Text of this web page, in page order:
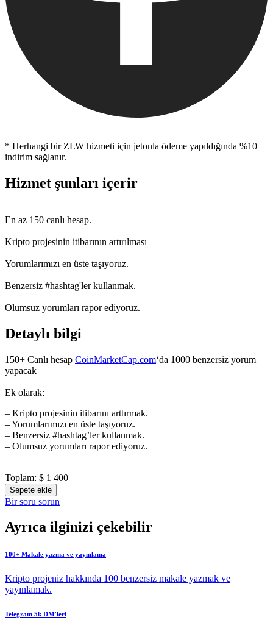
* Herhangi bir ZLW hizmeti için jetonla ödeme yapıldığında %10
indirim sağlanır.
Hizmet şunları içerir
En az 150 canlı hesap.
Kripto projesinin itibarının artırılması
Yorumlarımızı en üste taşıyoruz.
Benzersiz #hashtag'ler kullanmak.
Olumsuz yorumları rapor ediyoruz.
Detaylı bilgi
150+ Canlı hesap CoinMarketCap.com‘da 1000 benzersiz yorum
yapacak
Ek olarak:
– Kripto projesinin itibarını arttırmak.
– Yorumlarımızı en üste taşıyoruz.
– Benzersiz #hashtag’ler kullanmak.
– Olumsuz yorumları rapor ediyoruz.
Toplam: $ 1 400
Sepete ekle
Bir soru sorun
Ayrıca ilginizi çekebilir
100+ Makale yazma ve yayınlama
Kripto projeniz hakkında 100 benzersiz makale yazmak ve
yayınlamak.
Telegram 5k DM’leri